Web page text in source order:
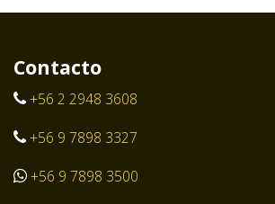
Contacto
+56 2 2948 3608
+56 9 7898 3327
+56 9 7898 3500